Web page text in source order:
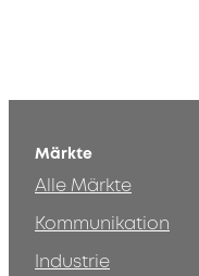
Märkte
Alle Märkte
Kommunikation
Industrie